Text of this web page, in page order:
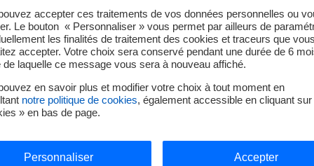
activement à la transition énergétique et à la lutte contre
expérimenté(e) ou en reconversion, Edvance vous offre
:
instrumentation, informatique industrielle, gestion de
accepter ces traitements de vos données personnelles ou
Le bouton « Personnaliser » vous permet par ailleurs de
les finalités de traitement des cookies et traceurs que vous
accepter. Votre choix sera conservé pendant une durée de 6
de laquelle ce message vous sera à nouveau affiché.
en savoir plus et modifier votre choix à tout moment en
notre politique de cookies, également accessible en cliquant sur
» en bas de page.
Personnaliser Accepter